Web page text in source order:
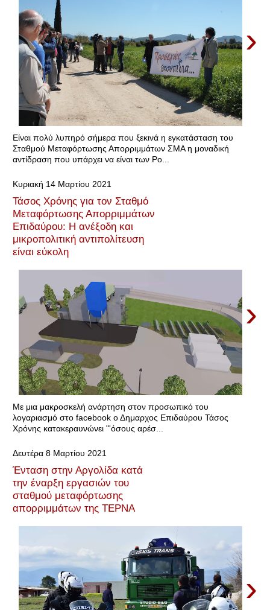
›
Είναι πολύ λυπηρό σήμερα που ξεκινά η εγκατάσταση του
Σταθμού Μεταφόρτωσης Απορριμμάτων ΣΜΑ η μοναδική
αντίδραση που υπάρχει να είναι των Ρο...
Κυριακή 14 Μαρτίου 2021
Τάσος Χρόνης για τον Σταθμό
Μεταφόρτωσης Απορριμμάτων
Επιδαύρου: Η ανέξοδη και
μικροπολιτική αντιπολίτευση
είναι εύκολη
›
Με μια μακροσκελή ανάρτηση στον προσωπικό του
λογαριασμό στο facebook ο Δημαρχος Επιδαύρου Τάσος
Χρόνης κατακεραυνώνει "'όσους αρέσ...
Δευτέρα 8 Μαρτίου 2021
Ένταση στην Αργολίδα κατά
την έναρξη εργασιών του
σταθμού μεταφόρτωσης
απορριμμάτων της ΤΕΡΝΑ
›